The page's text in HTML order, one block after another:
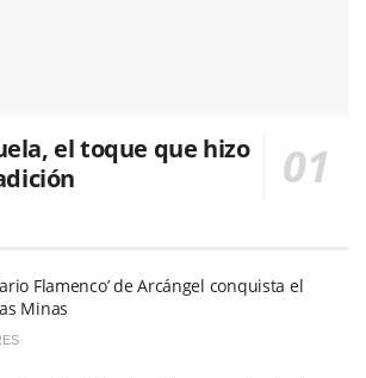
el toque que hizo
Flamenco’ de Arcángel conquista el
Minas